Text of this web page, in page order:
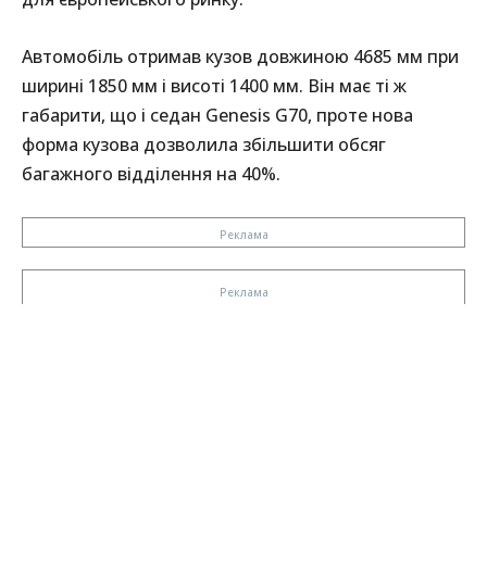
Автомобіль отримав кузов довжиною 4685 мм при
ширині 1850 мм і висоті 1400 мм. Він має ті ж
габарити, що і седан Genesis G70, проте нова
форма кузова дозволила збільшити обсяг
багажного відділення на 40%.